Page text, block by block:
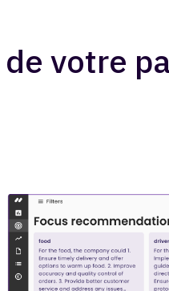
votre